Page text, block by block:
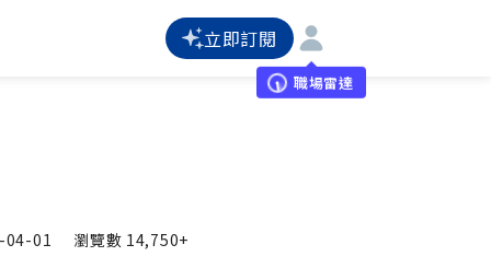
立即訂閱
職場雷達
04-01 瀏覽數 14,750+